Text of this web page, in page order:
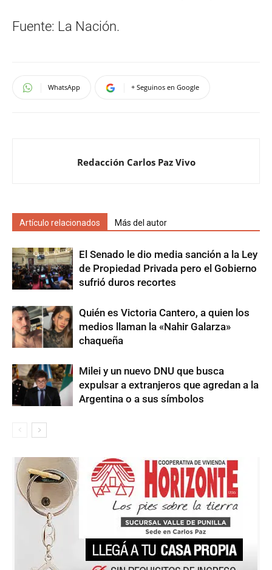
Fuente: La Nación.
WhatsApp + Seguinos en Google
Redacción Carlos Paz Vivo
Artículo relacionados Más del autor
El Senado le dio media sanción a la Ley
de Propiedad Privada pero el Gobierno
sufrió duros recortes
Quién es Victoria Cantero, a quien los
medios llaman la «Nahir Galarza»
chaqueña
Milei y un nuevo DNU que busca
expulsar a extranjeros que agredan a la
Argentina o a sus símbolos